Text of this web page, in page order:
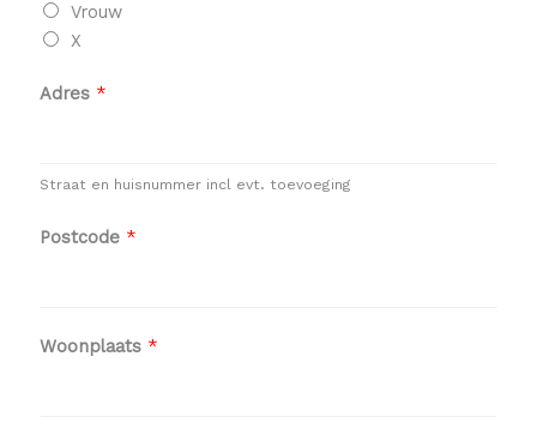
Vrouw
X
Adres *
Straat en huisnummer incl evt. toevoeging
Postcode *
Woonplaats *